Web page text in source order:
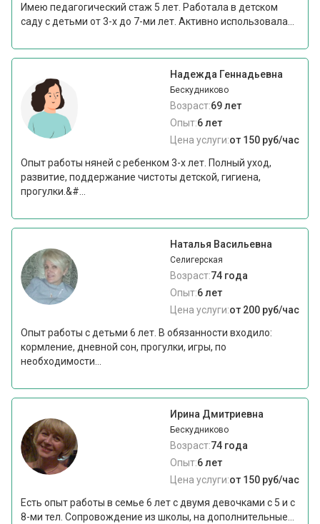
Имею педагогический стаж 5 лет. Работала в детском
саду с детьми от 3-х до 7-ми лет. Активно использовала...
Надежда Геннадьевна
Бескудниково
Возраст:69 лет
Опыт:6 лет
Цена услуги:от 150 руб/час
Опыт работы няней с ребенком 3-х лет. Полный уход,
развитие, поддержание чистоты детской, гигиена,
прогулки.&#...
Наталья Васильевна
Селигерская
Возраст:74 года
Опыт:6 лет
Цена услуги:от 200 руб/час
Опыт работы с детьми 6 лет. В обязанности входило:
кормление, дневной сон, прогулки, игры, по
необходимости...
Ирина Дмитриевна
Бескудниково
Возраст:74 года
Опыт:6 лет
Цена услуги:от 150 руб/час
Есть опыт работы в семье 6 лет с двумя девочками с 5 и с
8-ми тел. Сопровождение из школы, на дополнительные...